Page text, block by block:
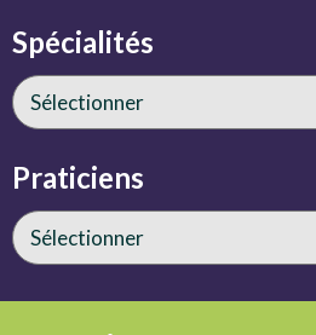
Spécialités
Praticiens